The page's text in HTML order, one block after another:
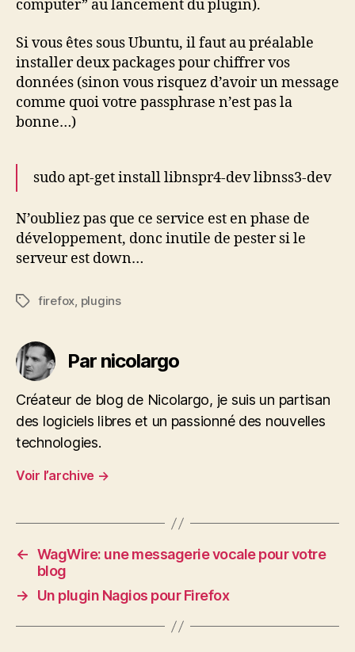
computer” au lancement du plugin).
Si vous êtes sous Ubuntu, il faut au préalable
installer deux packages pour chiffrer vos
données (sinon vous risquez d’avoir un message
comme quoi votre passphrase n’est pas la
bonne…)
sudo apt-get install libnspr4-dev libnss3-dev
N’oubliez pas que ce service est en phase de
développement, donc inutile de pester si le
serveur est down…
Étiquettes
firefox, plugins
Par nicolargo
Créateur de blog de Nicolargo, je suis un partisan
des logiciels libres et un passionné des nouvelles
technologies.
Voir l’archive →
← WagWire: une messagerie vocale pour votre
blog
→
Un plugin Nagios pour Firefox